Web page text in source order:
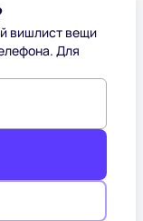
вишлист вещи
Для